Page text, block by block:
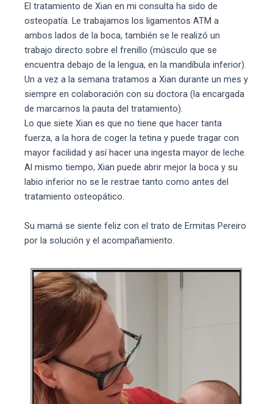
El tratamiento de Xian en mi consulta ha sido de
osteopatía. Le trabajamos los ligamentos ATM a
ambos lados de la boca, también se le realizó un
trabajo directo sobre el frenillo (músculo que se
encuentra debajo de la lengua, en la mandíbula inferior).
Un a vez a la semana tratamos a Xian durante un mes y
siempre en colaboración con su doctora (la encargada
de marcarnos la pauta del tratamiento).
Lo que siete Xian es que no tiene que hacer tanta
fuerza, a la hora de coger la tetina y puede tragar con
mayor facilidad y así hacer una ingesta mayor de leche.
Al mismo tiempo, Xian puede abrir mejor la boca y su
labio inferior no se le restrae tanto como antes del
tratamiento osteopático.
Su mamá se siente feliz con el trato de Ermitas Pereiro
por la solución y el acompañamiento.